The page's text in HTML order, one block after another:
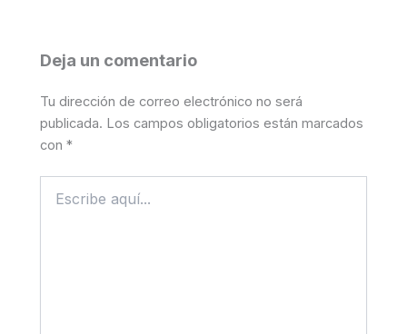
Deja un comentario
Tu dirección de correo electrónico no será
publicada. Los campos obligatorios están marcados
con*
aquí...